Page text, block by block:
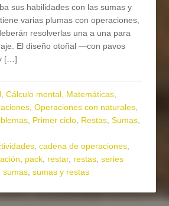
sus habilidades con las sumas y
varias plumas con operaciones,
resolverlas una a una para
El diseño otoñal —con pavos
[…]
,Cálculo mental, Matemáticas,
,Operaciones con naturales,
, Primer ciclo, Restas,Sumas,
,cadena de operaciones,
, pack, restar, restas,series
sumas,sumas y restas